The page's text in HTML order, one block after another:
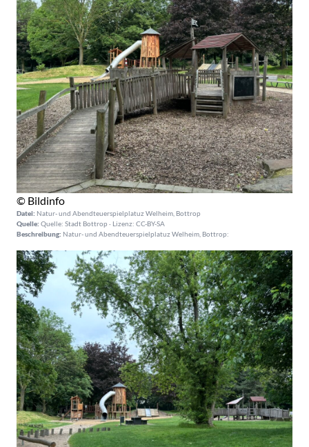
© Bildinfo
Datei: Natur- und Abendteuerspielplatuz Welheim, Bottrop
Quelle: Quelle: Stadt Bottrop · Lizenz: CC-BY-SA
Beschreibung: Natur- und Abendteuerspielplatuz Welheim, Bottrop: